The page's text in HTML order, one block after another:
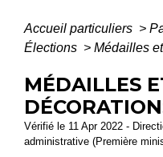
Accueil particuliers >
Élections > Médailles
MÉDAILLES
Vérifié le 11 Apr 2022 -
administrative (Première